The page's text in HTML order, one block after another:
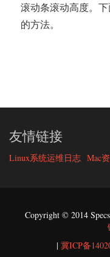
滚动条滚动高度。
的方法。
友情链接
Linux系统运维日志 Mac
Copyright © 2014
| 冀ICP备